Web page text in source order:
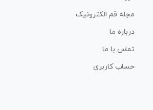
مجله قم الکترونیک
درباره ما
تماس با ما
حساب کاربری